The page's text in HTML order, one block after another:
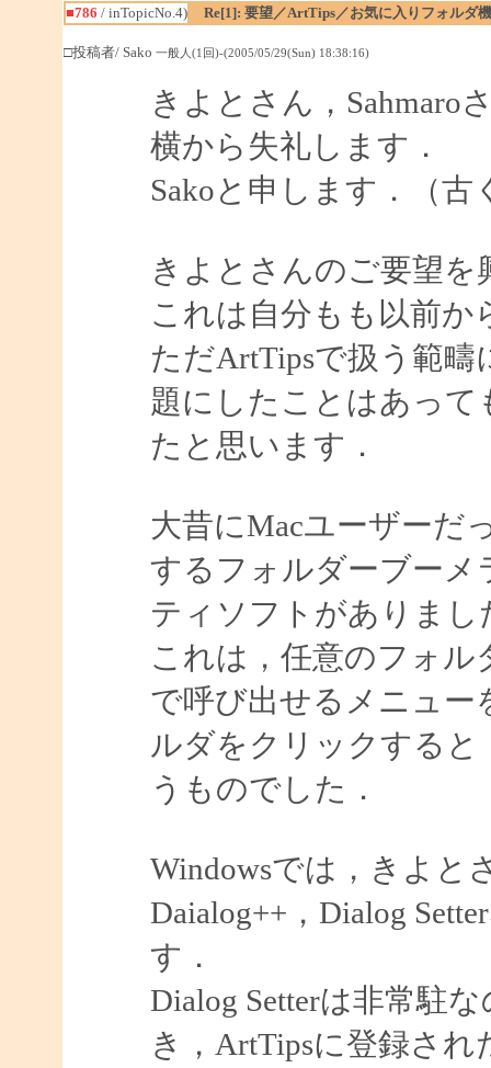
■786 / inTopicNo.4) Re[1]: 要望／ArtTips／お気に入りフォルダ
□投稿者/ Sako 一般人(1回)-(2005/05/29(Sun) 18:38:16)
きよとさん，Sahmaro
横から失礼します．
Sakoと申します．（
きよとさんのご要望を
これは自分もも以前か
ただArtTipsで扱う範
題にしたことはあっ
たと思います．
大昔にMacユーザーだ
するフォルダーブーメ
ティソフトがありまし
これは，任意のフォ
で呼び出せるメニュー
ルダをクリックする
うものでした．
Windowsでは，きよと
Daialog++，Dialog
す．
Dialog Setterは非常駐
き，ArtTipsに登録さ